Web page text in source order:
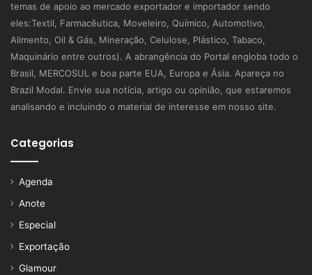
temas de apoio ao mercado exportador e importador sendo
eles:Textil, Farmacêutica, Moveleiro, Químico, Automotivo,
Alimento, Oil & Gás, Mineração, Celulose, Plástico, Tabaco,
Maquinário entre outros). A abrangência do Portal engloba todo o
Brasil, MERCOSUL e boa parte EUA, Europa e Ásia. Apareça no
Brazil Modal. Envie sua notícia, artigo ou opinião, que estaremos
analisando e incluindo o material de interesse em nosso site.
Categorias
Agenda
Anote
Especial
Exportação
Glamour